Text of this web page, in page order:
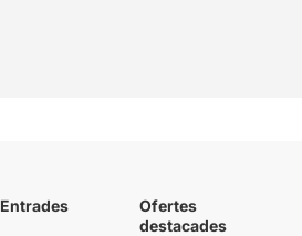
Entrades
Ofertes
destacades